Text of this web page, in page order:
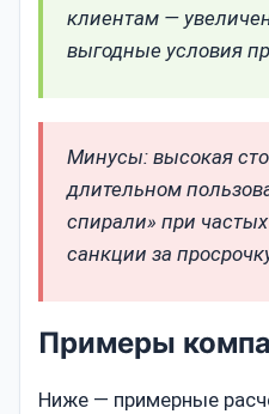
клиентам —
выгодные условия
Минусы: высокая
длительном
спирали» при
санкции за
Примеры
Ниже — примерные